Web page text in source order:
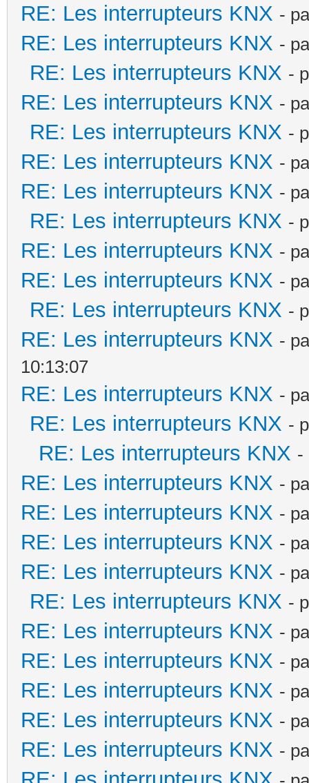
RE: Les interrupteurs KNX -
RE: Les interrupteurs KNX -
RE: Les interrupteurs KNX -
RE: Les interrupteurs KNX -
RE: Les interrupteurs KNX -
RE: Les interrupteurs KNX -
RE: Les interrupteurs KNX -
RE: Les interrupteurs KNX -
RE: Les interrupteurs KNX -
RE: Les interrupteurs KNX -
RE: Les interrupteurs KNX -
RE: Les interrupteurs KNX -
10:13:07
RE: Les interrupteurs KNX -
RE: Les interrupteurs KNX -
RE: Les interrupteurs KNX -
RE: Les interrupteurs KNX -
RE: Les interrupteurs KNX -
RE: Les interrupteurs KNX -
RE: Les interrupteurs KNX -
RE: Les interrupteurs KNX -
RE: Les interrupteurs KNX -
RE: Les interrupteurs KNX -
RE: Les interrupteurs KNX -
RE: Les interrupteurs KNX -
RE: Les interrupteurs KNX -